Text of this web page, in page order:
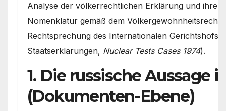
Analyse der völkerrechtlichen Erklärung und ihrer
Nomenklatur gemäß dem Völkergewohnheitsrecht
Rechtsprechung des Internationalen Gerichtshofs
Staatserklärungen, Nuclear Tests Cases 1974).
1. Die russische Aussage
(Dokumenten-Ebene)